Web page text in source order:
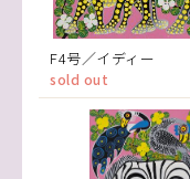
F4号／イディー
sold out